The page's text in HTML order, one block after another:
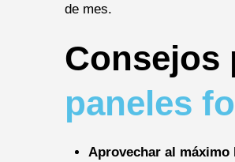
de mes.
Consejos
paneles
Aprovechar al